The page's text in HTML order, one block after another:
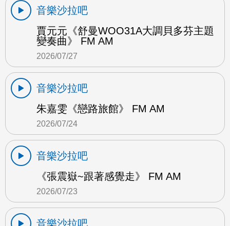
音樂沙拉吧
賈元元《舒曼WOO31A大調貝多芬主題
變奏曲》 FM AM
2026/07/27
音樂沙拉吧
朱嘉雯《戀路旅館》 FM AM
2026/07/24
音樂沙拉吧
《張震嶽~跟著感覺走》 FM AM
2026/07/23
音樂沙拉吧